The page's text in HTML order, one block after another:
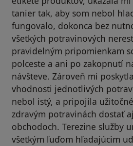
tanier tak, aby som nebol
fungovalo, dokonca bez
všetkých potravinových
pravidelným pripomienkam
polceste a ani po zakopnutí
návšteve. Zároveň mi
vhodnosti jednotlivých
nebol istý, a pripojila
zdravým potravinách dostať
obchodoch. Terezine služby
všetkým ľuďom hľadajúcim